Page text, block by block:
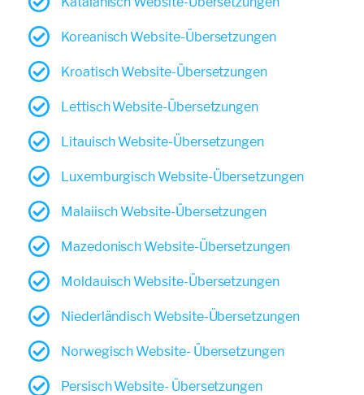
Koreanisch Website-Übersetzungen
Kroatisch Website-Übersetzungen
Lettisch Website-Übersetzungen
Litauisch Website-Übersetzungen
Luxemburgisch Website-Übersetzungen
Malaiisch Website-Übersetzungen
Mazedonisch Website-Übersetzungen
Moldauisch Website-Übersetzungen
Niederländisch Website-Übersetzungen
Norwegisch Website- Übersetzungen
Persisch Website- Übersetzungen